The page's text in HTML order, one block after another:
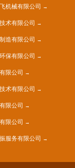
机械有限公司
术有限公司
造有限公司
保有限公司
限公司
术有限公司
限公司
限公司
服务有限公司